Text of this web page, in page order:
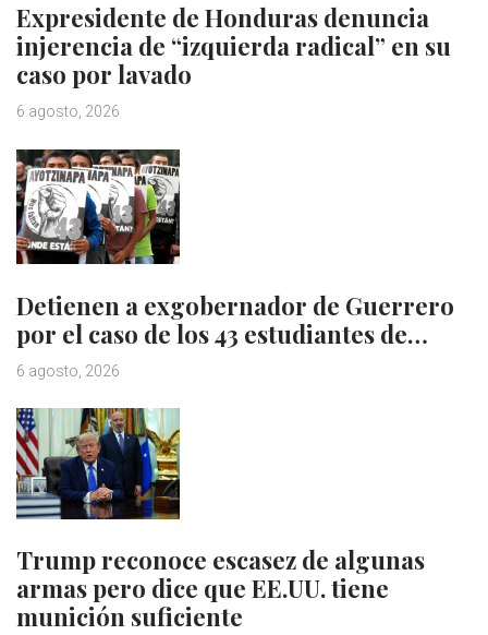
Expresidente de Honduras denuncia
injerencia de “izquierda radical” en su
caso por lavado
6 agosto, 2026
Detienen a exgobernador de Guerrero
por el caso de los 43 estudiantes de…
6 agosto, 2026
Trump reconoce escasez de algunas
armas pero dice que EE.UU. tiene
munición suficiente